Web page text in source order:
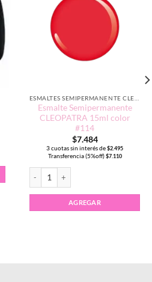
Esmalte Semipermanente
CLEOPATRA 15ml color
#114
$7.484
3 cuotas sin interés de $2.495
Transferencia (5%off) $7.110
Esmalte Semipermanente
AGREGAR